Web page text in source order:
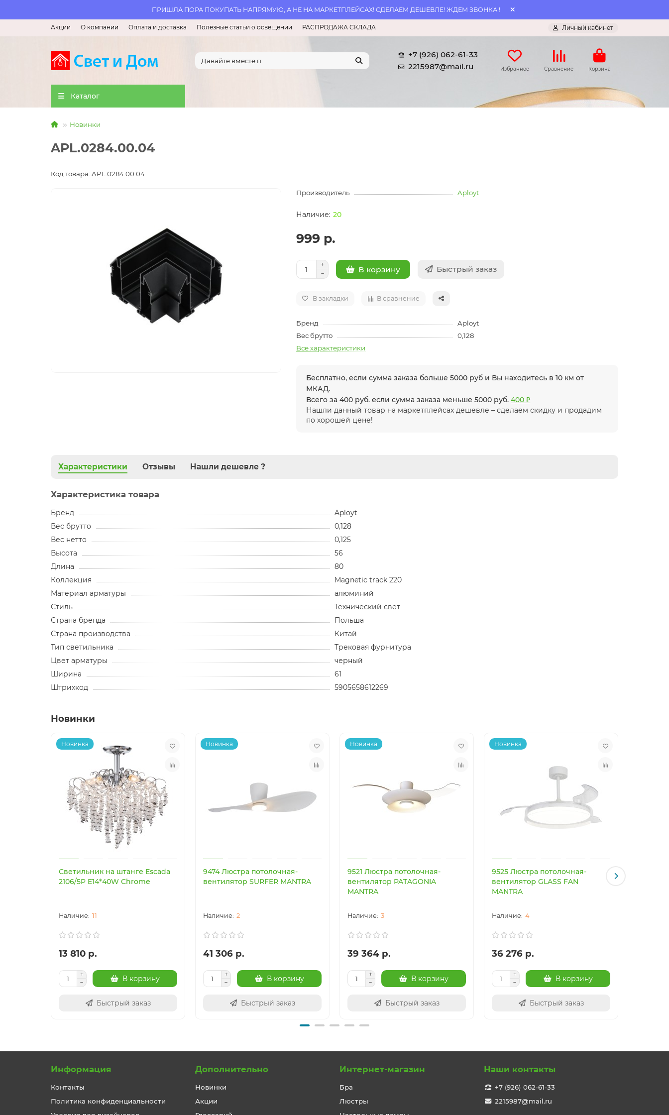
ПРИШЛА ПОРА ПОКУПАТЬ НАПРЯМУЮ, А НЕ НА МАРКЕТПЛЕЙСАХ! СДЕЛАЕМ ДЕШЕВЛЕ! ЖДЕМ ЗВОНКА !
Акции О компании Оплата и доставка Полезные статьи о освещении РАСПРОДАЖА СКЛАДА Личный кабинет
+7 (926) 062-61-33
2215987@mail.ru
Избранное Сравнение Корзина
Каталог
Новинки
APL.0284.00.04
Код товара: APL.0284.00.04
Производитель Aployt
20
999 р.
В корзину Быстрый заказ
В закладки В сравнение
Бренд
Aployt
Вес брутто
0,128
Все характеристики
Бесплатно, если сумма заказа больше 5000 руб и Вы находитесь в 10 км от
МКАД.
Всего за 400 руб. если сумма заказа меньше 5000 руб.400 ₽
Нашли данный товар на маркетплейсах дешевле – сделаем скидку и продадим
по хорошей цене!
Характеристики Отзывы Нашли дешевле ?
Характеристика товара
Бренд
Aployt
Вес брутто
0,128
Вес нетто
0,125
Высота
56
Длина
80
Коллекция
Magnetic track 220
Материал арматуры
алюминий
Стиль
Технический свет
Страна бренда
Польша
Страна производства
Китай
Тип светильника
Трековая фурнитура
Цвет арматуры
черный
Ширина
61
Штрихкод
5905658612269
Новинки
Новинка
Светильник на штанге Escada
2106/5P E14*40W Chrome
11
13 810 р.
В корзину
Быстрый заказ
Новинка
9474 Люстра потолочная-
вентилятор SURFER MANTRA
2
41 306 р.
В корзину
Быстрый заказ
Новинка
9521 Люстра потолочная-
вентилятор PATAGONIA
MANTRA
3
39 364 р.
В корзину
Быстрый заказ
Новинка
9525 Люстра потолочная-
вентилятор GLASS FAN
MANTRA
4
36 276 р.
В корзину
Быстрый заказ
Информация
Контакты
Политика конфиденциальности
Дополнительно
Новинки
Акции
Интернет-магазин
Бра
Люстры
Наши контакты
+7 (926) 062-61-33
2215987@mail.ru